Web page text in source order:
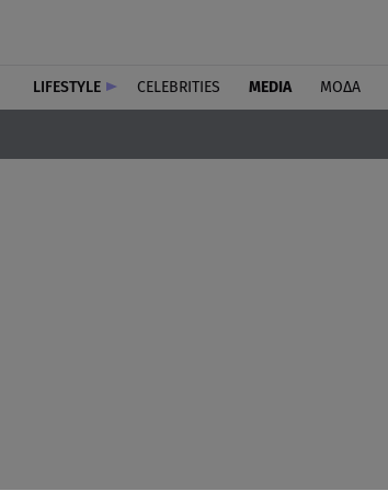
LIFESTYLE CELEBRITIES MEDIA ΜΟΔΑ